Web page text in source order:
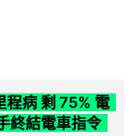
程病 剩 75% 電
終結電車指令